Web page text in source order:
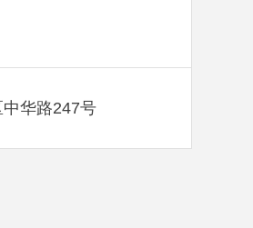
华路247号